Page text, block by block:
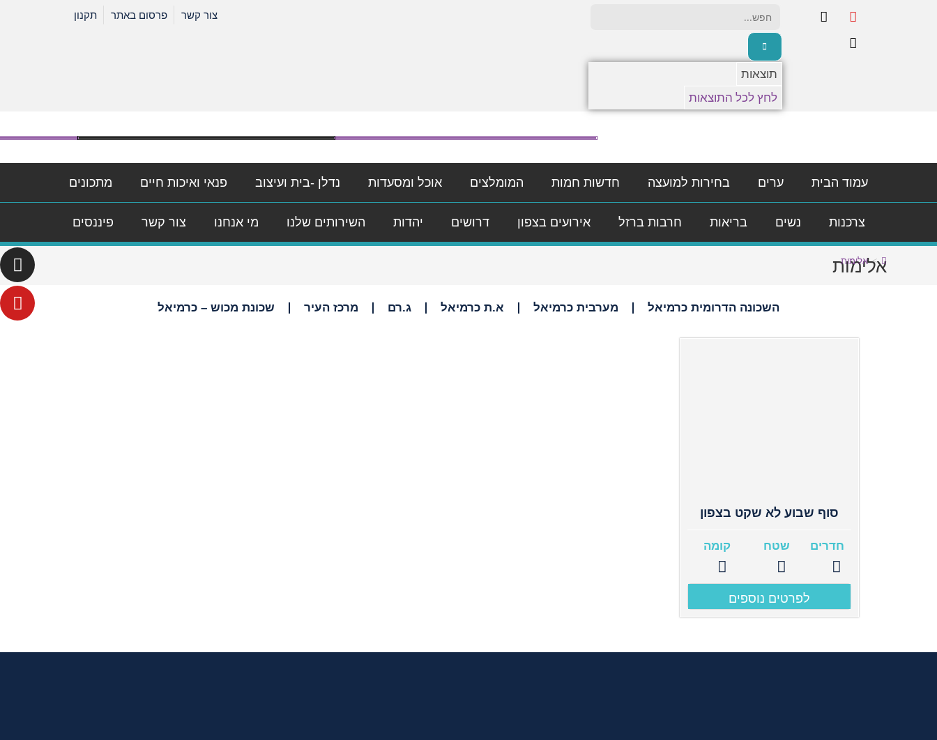
תוצאות
לחץ לכל התוצאות
צור קשר פרסום באתר תקנון
עמוד הבית ערים בחירות למועצה חדשות חמות המומלצים אוכל ומסעדות נדלן -בית ועיצוב פנאי ואיכות חיים מתכונים
צרכנות נשים בריאות חרבות ברזל אירועים בצפון דרושים יהדות השירותים שלנו מי אנחנו צור קשר פיננסים
אלימות
> אלימות
השכונה הדרומית כרמיאל מערבית כרמיאל א.ת כרמיאל ג.רם מרכז העיר שכונת מכוש – כרמיאל
סוף שבוע לא שקט בצפון
חדרים שטח קומה
לפרטים נוספים